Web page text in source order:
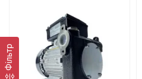
Фільтр